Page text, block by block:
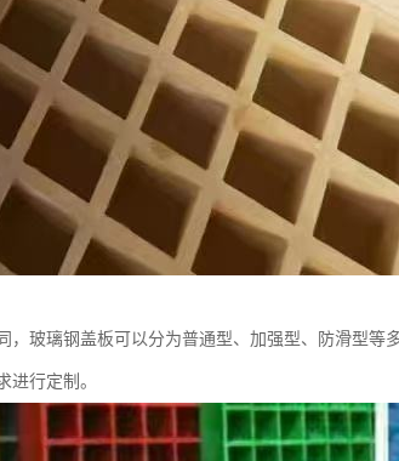
玻璃钢盖板可以分为普通型、加强型、防滑型等
行定制。